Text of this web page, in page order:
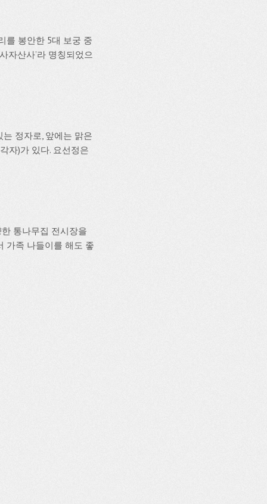
를 봉안한 5대 보궁 중
자산사’라 명칭되었으
정자로, 앞에는 맑은
자)가 있다. 요선정은
통나무집 전시장을
가족 나들이를 해도 좋